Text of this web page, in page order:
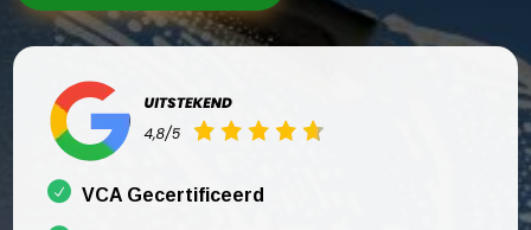
VCA Gecertificeerd